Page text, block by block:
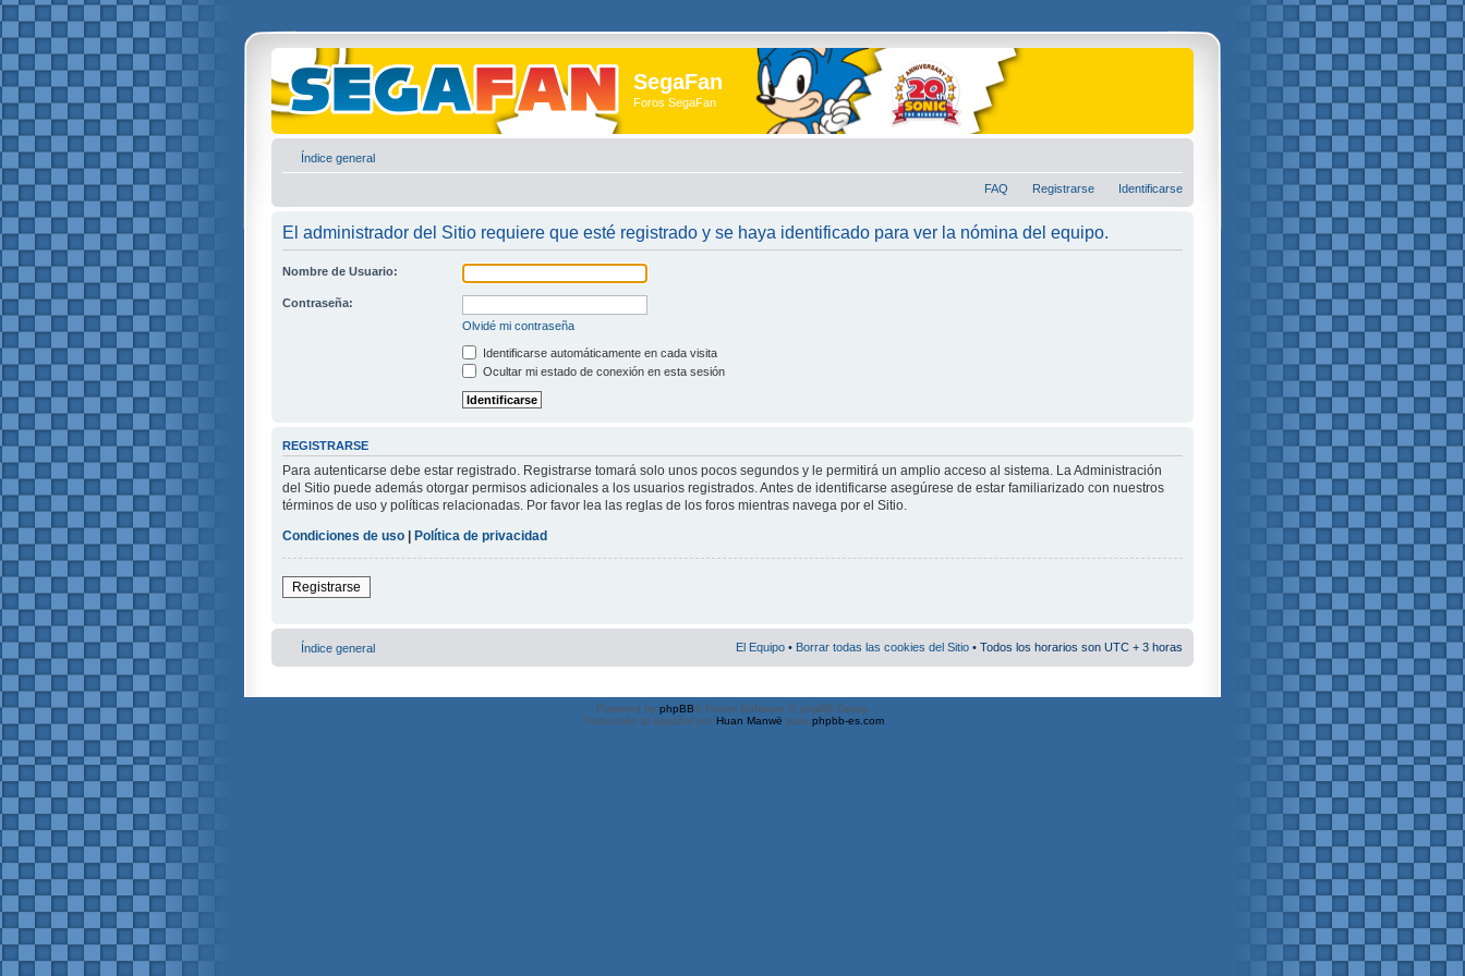
SegaFan
Foros SegaFan
Índice general
FAQ Registrarse Identificarse
El administrador del Sitio requiere que esté registrado y se haya identificado para ver la nómina del equipo.
Nombre de Usuario:
Contraseña:
Olvidé mi contraseña
Identificarse automáticamente en cada visita
Ocultar mi estado de conexión en esta sesión
REGISTRARSE
Para autenticarse debe estar registrado. Registrarse tomará solo unos pocos segundos y le permitirá un amplio acceso al sistema. La Administración
del Sitio puede además otorgar permisos adicionales a los usuarios registrados. Antes de identificarse asegúrese de estar familiarizado con nuestros
términos de uso y políticas relacionadas. Por favor lea las reglas de los foros mientras navega por el Sitio.
Condiciones de uso
Política de privacidad
Registrarse
Índice general El Equipo • Borrar todas las cookies del Sitio • Todos los horarios son UTC + 3 horas
Powered by phpBB® Forum Software © phpBB Group
Traducción al español por Huan Manwë para phpbb-es.com